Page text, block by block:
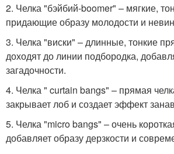
2. Челка "бэйбий-boomer" – мягкие,
придающие образу молодости и
3. Челка "виски" – длинные, тонкие
доходят до линии подбородка,
загадочности.
4. Челка " curtain bangs" – прямая
закрывает лоб и создает эффект
5. Челка "micro bangs" – очень
добавляет образу дерзкости и